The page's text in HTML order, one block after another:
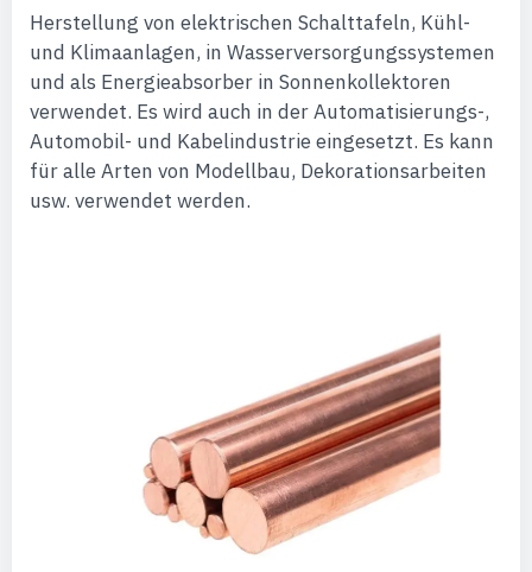
Herstellung von elektrischen Schalttafeln, Kühl-
und Klimaanlagen, in Wasserversorgungssystemen
und als Energieabsorber in Sonnenkollektoren
verwendet. Es wird auch in der Automatisierungs-,
Automobil- und Kabelindustrie eingesetzt. Es kann
für alle Arten von Modellbau, Dekorationsarbeiten
usw. verwendet werden.